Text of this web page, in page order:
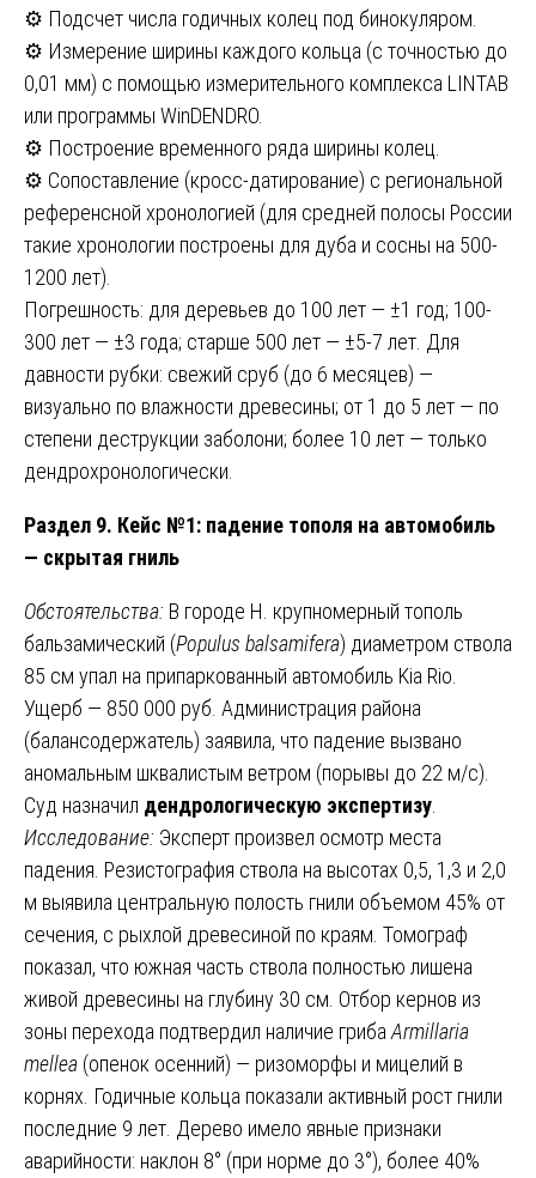
⚙️ Подсчет числа годичных колец под бинокуляром.
⚙️ Измерение ширины каждого кольца (с точностью до
0,01 мм) с помощью измерительного комплекса LINTAB
или программы WinDENDRO.
⚙️ Построение временного ряда ширины колец.
⚙️ Сопоставление (кросс-датирование) с региональной
референсной хронологией (для средней полосы России
такие хронологии построены для дуба и сосны на 500-
1200 лет).
Погрешность: для деревьев до 100 лет — ±1 год; 100-
300 лет — ±3 года; старше 500 лет — ±5-7 лет. Для
давности рубки: свежий сруб (до 6 месяцев) —
визуально по влажности древесины; от 1 до 5 лет — по
степени деструкции заболони; более 10 лет — только
дендрохронологически.
Раздел 9. Кейс №1: падение тополя на автомобиль
— скрытая гниль
Обстоятельства: В городе Н. крупномерный тополь
бальзамический (Populus balsamifera) диаметром ствола
85 см упал на припаркованный автомобиль Kia Rio.
Ущерб — 850 000 руб. Администрация района
(балансодержатель) заявила, что падение вызвано
аномальным шквалистым ветром (порывы до 22 м/с).
Суд назначил дендрологическую экспертизу
Исследование: Эксперт произвел осмотр места
падения. Резистография ствола на высотах 0,5, 1,3 и 2,0
м выявила центральную полость гнили объемом 45% от
сечения, с рыхлой древесиной по краям. Томограф
показал, что южная часть ствола полностью лишена
живой древесины на глубину 30 см. Отбор кернов из
зоны перехода подтвердил наличие гриба Armillaria
mellea (опенок осенний) — ризоморфы и мицелий в
корнях. Годичные кольца показали активный рост гнили
последние 9 лет. Дерево имело явные признаки
аварийности: наклон 8° (при норме до 3°), более 40%